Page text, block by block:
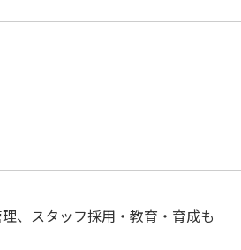
、スタッフ採用・教育・育成も